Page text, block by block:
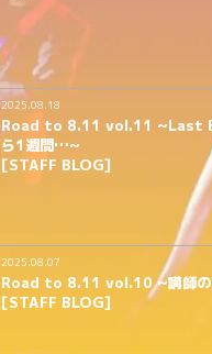
2025.08.18
Road to 8.11 vol.11 ~Last
ら1週間…~
[STAFF BLOG]
2025.08.07
Road to 8.11 vol.10 ~講師の
[STAFF BLOG]